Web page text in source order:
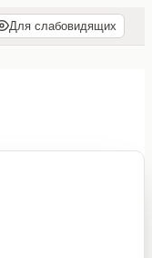
Для слабовидящих